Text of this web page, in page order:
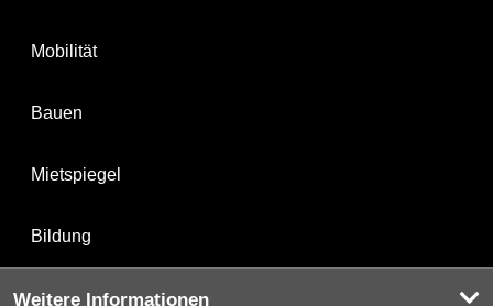
Mobilität
Bauen
Mietspiegel
Bildung
Weitere Informationen